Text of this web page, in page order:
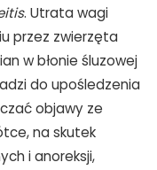
. Utrata wagi
przez zwierzęta
w błonie śluzowej
do upośledzenia
objawy ze
na skutek
i anoreksji,